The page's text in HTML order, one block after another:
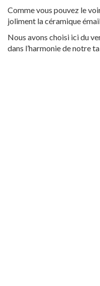
Comme vous pouvez le
joliment la céramique
Nous avons choisi ici du
dans l’harmonie de notre